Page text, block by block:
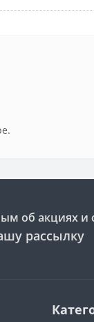
об акциях и
рассылку